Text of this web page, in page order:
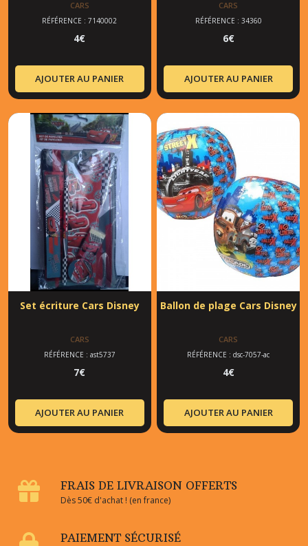
CARS
RÉFÉRENCE : 7140002
4€
AJOUTER AU PANIER
CARS
RÉFÉRENCE : 34360
6€
AJOUTER AU PANIER
Set écriture Cars Disney
CARS
RÉFÉRENCE : ast5737
7€
AJOUTER AU PANIER
Ballon de plage Cars Disney
CARS
RÉFÉRENCE : dsc-7057-ac
4€
AJOUTER AU PANIER
FRAIS DE LIVRAISON OFFERTS
Dès 50€ d'achat ! (en france)
PAIEMENT SÉCURISÉ